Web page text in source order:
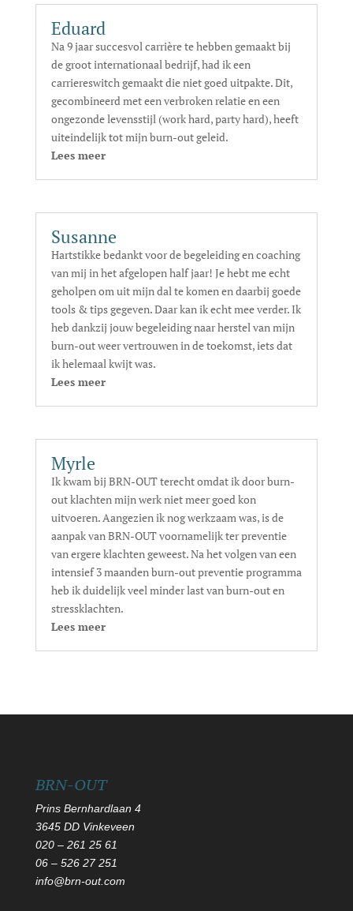
Eduard
Na 9 jaar succesvol carrière te hebben gemaakt bij
de groot internationaal bedrijf, had ik een
carriereswitch gemaakt die niet goed uitpakte. Dit,
gecombineerd met een verbroken relatie en een
ongezonde levensstijl (work hard, party hard), heeft
uiteindelijk tot mijn burn-out geleid.
Lees meer
Susanne
Hartstikke bedankt voor de begeleiding en coaching
van mij in het afgelopen half jaar! Je hebt me echt
geholpen om uit mijn dal te komen en daarbij goede
tools & tips gegeven. Daar kan ik echt mee verder. Ik
heb dankzij jouw begeleiding naar herstel van mijn
burn-out weer vertrouwen in de toekomst, iets dat
ik helemaal kwijt was.
Lees meer
Myrle
Ik kwam bij BRN-OUT terecht omdat ik door burn-
out klachten mijn werk niet meer goed kon
uitvoeren. Aangezien ik nog werkzaam was, is de
aanpak van BRN-OUT voornamelijk ter preventie
van ergere klachten geweest. Na het volgen van een
intensief 3 maanden burn-out preventie programma
heb ik duidelijk veel minder last van burn-out en
stressklachten.
Lees meer
BRN-OUT
Prins Bernhardlaan 4
3645 DD Vinkeveen
020 – 261 25 61
06 –526 27 251
info@brn-out.com